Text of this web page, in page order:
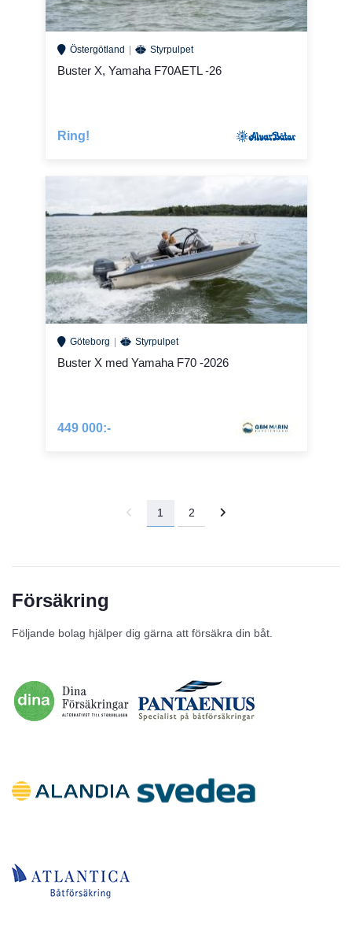
Östergötland Styrpulpet
Buster X, Yamaha F70AETL -26
Ring!
Göteborg Styrpulpet
Buster X med Yamaha F70 -2026
449 000:-
1 2
Försäkring
Följande bolag hjälper dig gärna att försäkra din båt.